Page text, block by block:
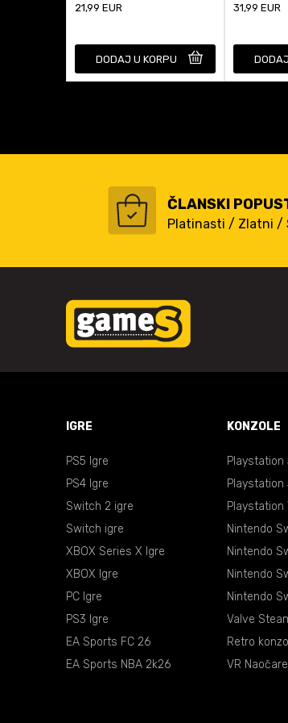
21,99 EUR
DODAJ U KORPU
31,99 EUR
ČLANSKI
Platinasti / Zlatni /
IGRE
PS5 Igre
PS4 Igre
Switch 2 igre
Switch igre
XBOX Series X Igre
XBOX Igre
PC Igre
PS3 Igre
EA Sports FC 26
EA Sports NBA 2k26
KONZOLE
Playstation
Playstation
Playstation
Nintendo
Nintendo
Nintendo
Nintendo
Valve
Retro
VR Naočare